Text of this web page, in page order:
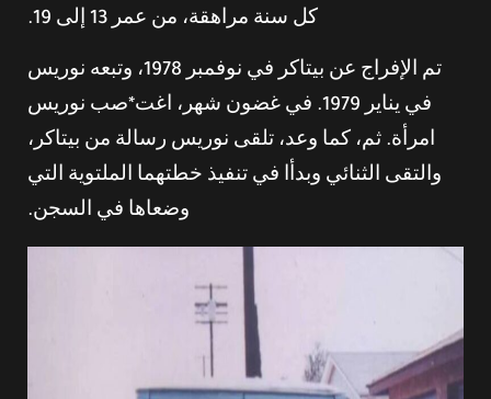
كل سنة مراهقة، من عمر 13 إلى 19.
تم الإفراج عن بيتاكر في نوفمبر 1978، وتبعه نوريس
في يناير 1979. في غضون شهر، اغت*صب نوريس
امرأة. ثم، كما وعد، تلقى نوريس رسالة من بيتاكر،
والتقى الثنائي وبدأا في تنفيذ خطتهما الملتوية التي
وضعاها في السجن.